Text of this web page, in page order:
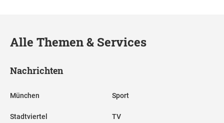
Alle Themen & Services
Nachrichten
München
Stadtviertel
Sport
TV